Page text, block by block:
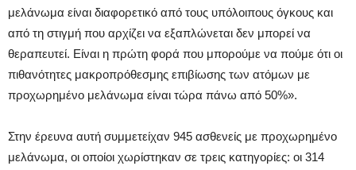
μελάνωμα είναι διαφορετικό από τους υπόλοιπους όγκους και
από τη στιγμή που αρχίζει να εξαπλώνεται δεν μπορεί να
θεραπευτεί. Είναι η πρώτη φορά που μπορούμε να πούμε ότι οι
πιθανότητες μακροπρόθεσμης επιβίωσης των ατόμων με
προχωρημένο μελάνωμα είναι τώρα πάνω από 50%».
Στην έρευνα αυτή συμμετείχαν 945 ασθενείς με προχωρημένο
μελάνωμα, οι οποίοι χωρίστηκαν σε τρεις κατηγορίες: οι 314